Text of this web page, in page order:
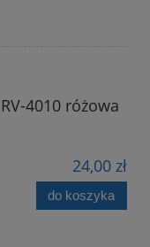
4010 różowa
24,00 zł
do koszyka